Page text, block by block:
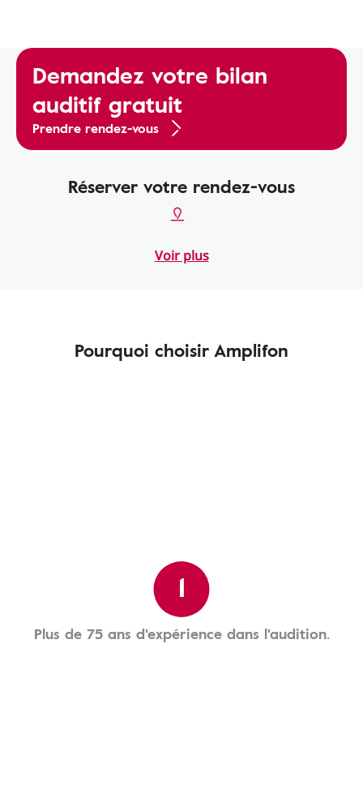
Demandez votre bilan
auditif gratuit
Prendre rendez-vous
Réserver votre rendez-vous
Voir plus
Pourquoi choisir Amplifon
1
Plus de 75 ans d'expérience dans l'audition.